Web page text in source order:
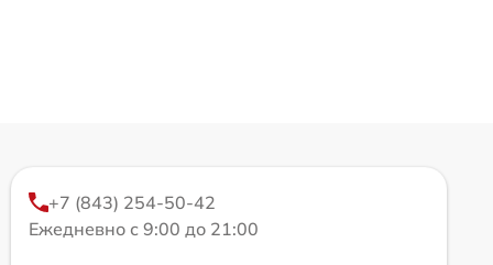
+7 (843) 254-50-42
Ежедневно с 9:00 до 21:00